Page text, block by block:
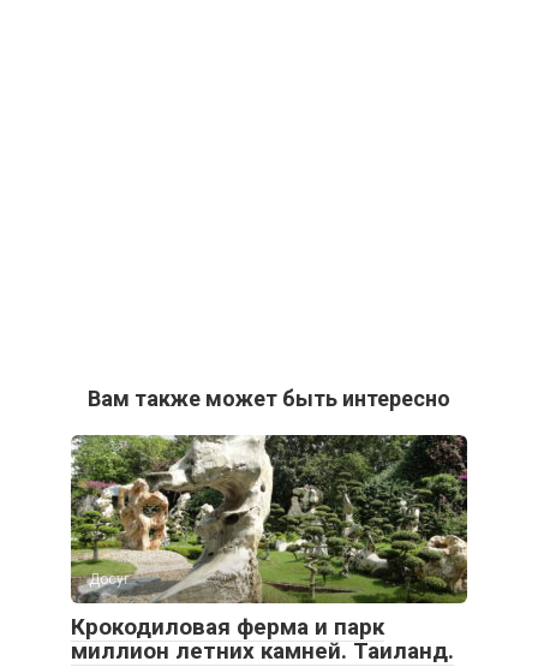
Вам также может быть интересно
Досуг
Крокодиловая ферма и парк
миллион летних камней. Таиланд.